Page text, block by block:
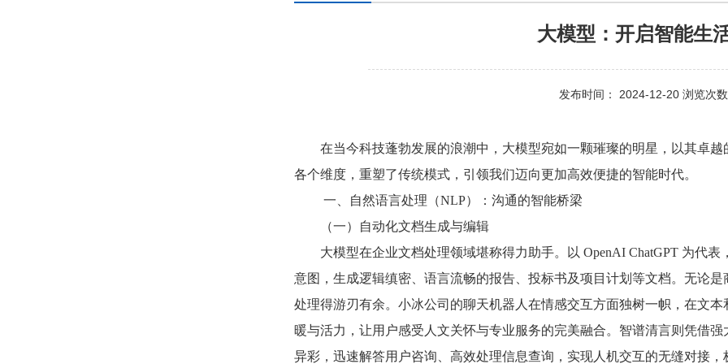
大模型：开启智能生
发布时间： 2024-12-20 浏览次
在当今科技蓬勃发展的浪潮中，大模型宛如一颗璀璨的明星，以其卓
各个维度，重塑了传统模式，引领我们迈向更加高效便捷的智能时代。
一、自然语言处理（NLP）：沟通的智能桥梁
（一）自动化文档生成与编辑
大模型在企业文档处理领域堪称得力助手。以 OpenAI ChatGPT 为代
意图，生成逻辑缜密、语言流畅的报告、投标书及项目计划等文档。无论
处理得游刃有余。小冰公司的聊天机器人在情感交互方面独树一帜，在文
暖与活力，让用户感受人文关怀与专业服务的完美融合。智谱清言则凭借
异彩，迅速解答用户咨询、高效处理信息查询，实现人机交互的无缝对接